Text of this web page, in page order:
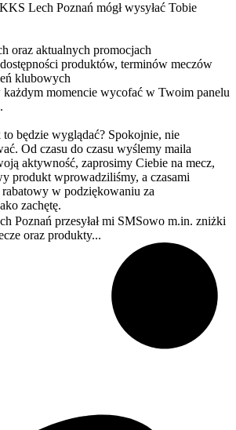
Lech Poznań mógł wysyłać Tobie
oraz aktualnych promocjach
produktów, terminów meczów
klubowych
każdym momencie wycofać w Twoim panelu
będzie wyglądać? Spokojnie, nie
Od czasu do czasu wyślemy maila
aktywność, zaprosimy Ciebie na mecz,
produkt wprowadziliśmy, a czasami
rabatowy w podziękowaniu za
zachętę.
Poznań przesyłał mi SMSowo m.in. zniżki
oraz produkty...